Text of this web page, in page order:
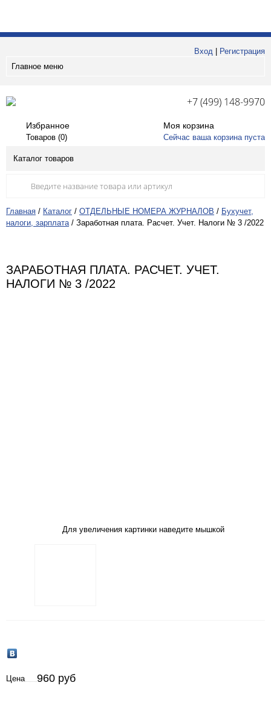
Вход
Регистрация
Главное меню
+7 (499) 148-9970
Избранное
Товаров (0)
Моя корзина
Сейчас ваша корзина пуста
Каталог товаров
Главная / Каталог / ОТДЕЛЬНЫЕ НОМЕРА ЖУРНАЛОВ / Бухучет,
налоги, зарплата / Заработная плата. Расчет. Учет. Налоги № 3 /2022
ЗАРАБОТНАЯ ПЛАТА. РАСЧЕТ. УЧЕТ.
НАЛОГИ № 3 /2022
Для увеличения картинки наведите мышкой
Цена 960 руб